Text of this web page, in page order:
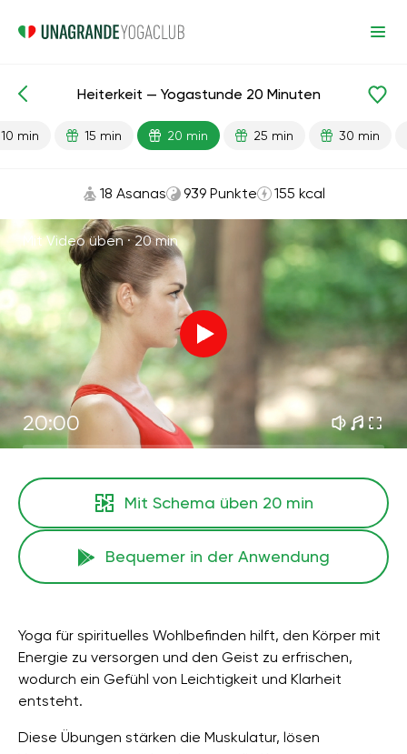
Fertige Lektionen Energie
Heiterkeit — Yogastunde 20 Minuten
10 min 15 min 20 min 25 min 30 min
18 Asanas 939 Punkte 155 kcal
Mit Video üben ·20 min
20:00
Mit Schema üben 20 min
Bequemer in der Anwendung
Yoga für spirituelles Wohlbefinden hilft, den Körper mit
Energie zu versorgen und den Geist zu erfrischen,
wodurch ein Gefühl von Leichtigkeit und Klarheit
entsteht.
Diese Übungen stärken die Muskulatur, lösen